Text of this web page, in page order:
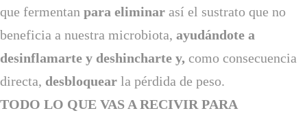
que fermentan para eliminar así el sustrato que no
beneficia a nuestra microbiota, ayudándote a
desinflamarte y deshincharte y, como consecuencia
directa, desbloquear la pérdida de peso.
TODO LO QUE VAS A RECIVIR PARA